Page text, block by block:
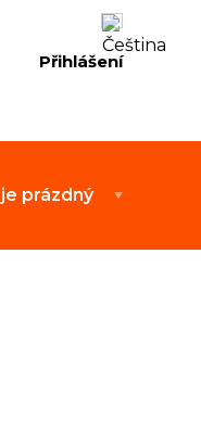
Přihlášení
prázdný